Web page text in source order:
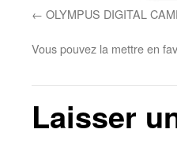
OLYMPUS DIGITAL
Vous pouvez la mettre en
Laisser